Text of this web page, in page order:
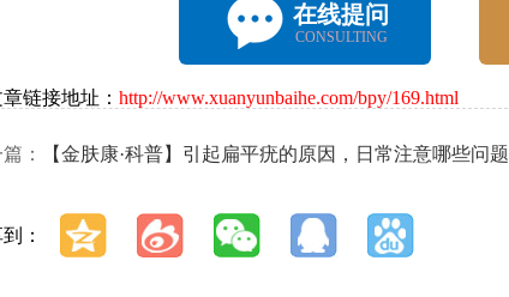
在线提问
CONSULTING
链接地址： http://www.xuanyunbaihe.com/bpy/169.html
篇：
【金肤康·科普】引起扁平疣的原因，日常注意哪些问题
：